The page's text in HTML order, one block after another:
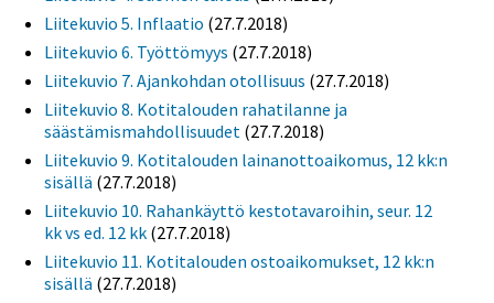
Liitekuvio 5. Inflaatio (27.7.2018)
Liitekuvio 6. Työttömyys (27.7.2018)
Liitekuvio 7. Ajankohdan otollisuus (27.7.2018)
Liitekuvio 8. Kotitalouden rahatilanne ja
säästämismahdollisuudet (27.7.2018)
Liitekuvio 9. Kotitalouden lainanottoaikomus, 12 kk:n
sisällä (27.7.2018)
Liitekuvio 10. Rahankäyttö kestotavaroihin, seur. 12
kk vs ed. 12 kk (27.7.2018)
Liitekuvio 11. Kotitalouden ostoaikomukset, 12 kk:n
sisällä (27.7.2018)